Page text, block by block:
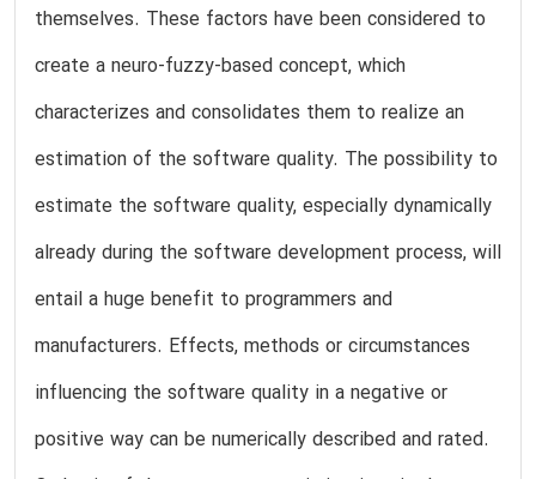
themselves. These factors have been considered to
create a neuro-fuzzy-based concept, which
characterizes and consolidates them to realize an
estimation of the software quality. The possibility to
estimate the software quality, especially dynamically
already during the software development process, will
entail a huge benefit to programmers and
manufacturers. Effects, methods or circumstances
influencing the software quality in a negative or
positive way can be numerically described and rated.